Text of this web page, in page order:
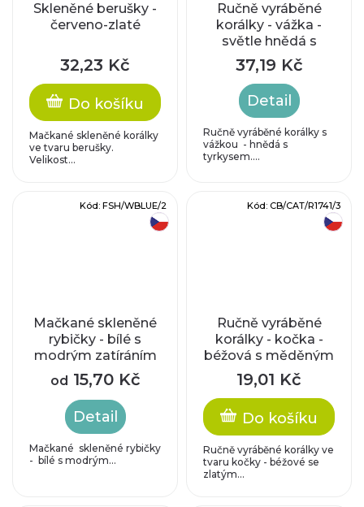
Skleněné berušky -
červeno-zlaté
32,23 Kč
Do košíku
Mačkané skleněné korálky
ve tvaru berušky.
Velikost...
Ručně vyráběné
korálky - vážka -
světle hnědá s
tyrkysovým
zátěrem
37,19 Kč
Detail
Ručně vyráběné korálky s
vážkou - hnědá s
tyrkysem....
Mačkané skleněné
rybičky - bílé s
modrým zatíráním
od 15,70 Kč
Detail
Mačkané skleněné rybičky
- bílé s modrým...
Kód: FSH/WBLUE/2
Ručně vyráběné
korálky - kočka -
béžová s měděným
zatíráním
19,01 Kč
Do košíku
Ručně vyráběné korálky ve
tvaru kočky - béžové se
zlatým...
Kód: CB/CAT/R1741/3